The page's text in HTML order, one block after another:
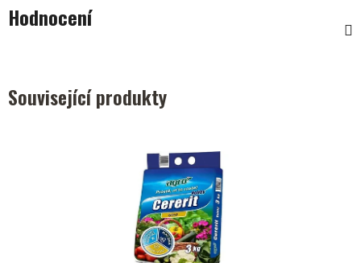
Hodnocení
Související produkty